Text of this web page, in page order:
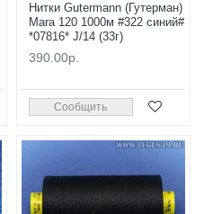
Нитки Gutermann (Гутерман)
Mara 120 1000м #322 синий#
*07816* J/14 (33г)
390.00р.
Сообщить